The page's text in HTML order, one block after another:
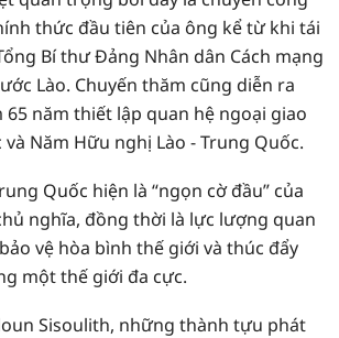
thức đầu tiên của ông kể từ khi tái
Bí thư Đảng Nhân dân Cách mạng
Lào. Chuyến thăm cũng diễn ra
năm thiết lập quan hệ ngoại giao
và Năm Hữu nghị Lào - Trung Quốc.
Quốc hiện là “ngọn cờ đầu” của
nghĩa, đồng thời là lực lượng quan
vệ hòa bình thế giới và thúc đẩy
một thế giới đa cực.
Sisoulith, những thành tựu phát